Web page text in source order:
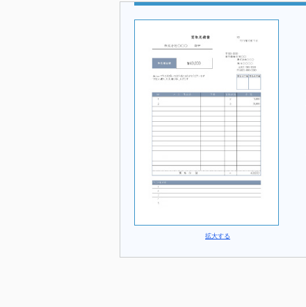
拡大する